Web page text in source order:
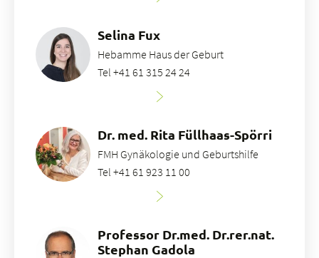
Selina Fux
Hebamme Haus der Geburt
Tel +41 61 315 24 24
Dr. med. Rita Füllhaas-Spörri
FMH Gynäkologie und Geburtshilfe
Tel +41 61 923 11 00
Professor Dr.med. Dr.rer.nat.
Stephan Gadola